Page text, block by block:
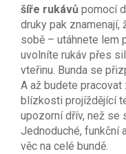
šíře rukávů pomocí
druky pak
sobě – utáhnete lem
uvolníte rukáv přes
vteřinu. Bunda se
A až budete
blízkosti projíždějící
upozorní dřív, než se
Jednoduché, funkční
věc na celé bundě.